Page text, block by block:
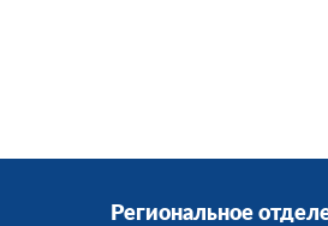
Региональное